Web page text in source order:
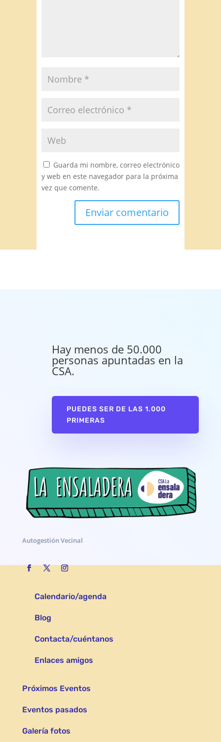
Guarda mi nombre, correo electrónico
y web en este navegador para la próxima
vez que comente.
Hay menos de 50.000
personas apuntadas en la
CSA.
PUEDES SER DE LAS 1.000
PRIMERAS
Autogestión Vecinal
Calendario/agenda
Blog
Contacta/cuéntanos
Enlaces amigos
Próximos Eventos
Eventos pasados
Galería fotos